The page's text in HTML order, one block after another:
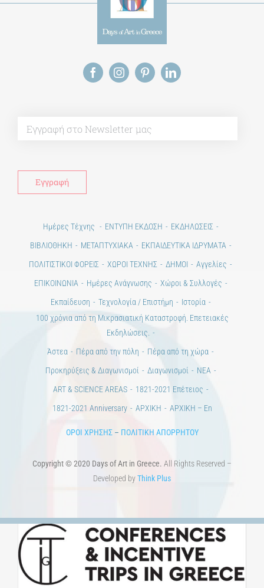
Ημέρες Τέχνης
ΒΙΒΛΙΟΘΗΚΗ
ΜΕΤΑΠΤΥΧΙΑΚΑ
ΕΠΙΚΟΙΝΩΝΙΑ
Ημέρες Ανάγνωσης
Χώροι & Συλλογές
Εκπαίδευση
Τεχνολογία / Επιστήμη
Ιστορία
100 χρόνια από τη Μικρασιατική Καταστροφή. Επετειακές
Εκδηλώσεις.
Άστεα
Πέρα από την πόλη
Πέρα από τη χώρα
Προκηρύξεις & Διαγωνισμοί
Διαγωνισμοί
ΝΕΑ
ART & SCIENCE AREAS
1821-2021 Επέτειος
1821-2021 Anniversary
ΑΡΧΙΚΗ ΑΡΧΙΚΗ – En
ΟΡΟΙ ΧΡΗΣΗΣ ΠΟΛΙΤΙΚΗ ΑΠΟΡΡΗΤΟΥ
Copyright © 2020 Days of Art in Greece. All Rights Reserved –